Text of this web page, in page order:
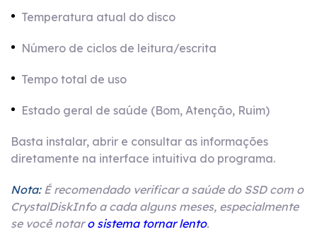
Temperatura atual do disco
Número de ciclos de leitura/escrita
Tempo total de uso
Estado geral de saúde (Bom, Atenção, Ruim)
Basta instalar, abrir e consultar as informações
diretamente na interface intuitiva do programa.
Nota: É recomendado verificar a saúde do SSD com o
CrystalDiskInfo a cada alguns meses, especialmente
se você notaro sistema tornar lento.